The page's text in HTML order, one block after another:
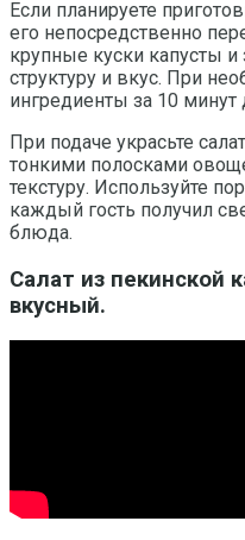
Если планируете
его непосредственно
крупные куски капусты и
структуру и вкус. При
ингредиенты за 10 минут
При подаче украсьте
тонкими полосками
текстуру. Используйте
каждый гость получил
блюда.
Салат из пекинской
вкусный.